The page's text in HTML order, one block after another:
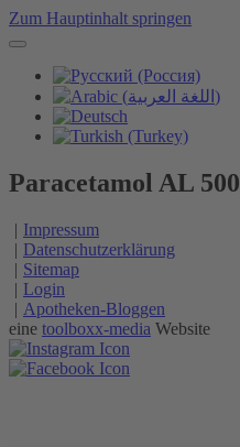
Zum Hauptinhalt springen
Paracetamol AL 500
Impressum
Datenschutzerklärung
Sitemap
Login
Apotheken-Bloggen
eine toolboxx-media Website